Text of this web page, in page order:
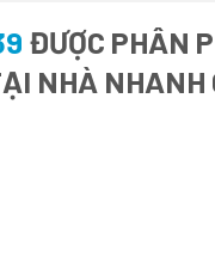
ĐƯỢC PHÂN
NHÀ NHANH